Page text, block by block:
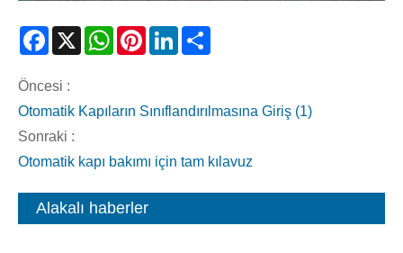
Facebook
X WhatsAppPinterestLinkedIn
Öncesi :
Otomatik Kapıların Sınıflandırılmasına Giriş (1)
Sonraki :
Otomatik kapı bakımı için tam kılavuz
Alakalı haberler